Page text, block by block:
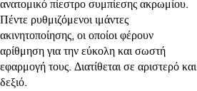
ανατομικό πίεστρο συμπίεσης ακρωμίου.
Πέντε ρυθμιζόμενοι ιμάντες
ακινητοποίησης, οι οποίοι φέρουν
αρίθμηση για την εύκολη και σωστή
εφαρμογή τους. Διατίθεται σε αριστερό και
δεξιό.